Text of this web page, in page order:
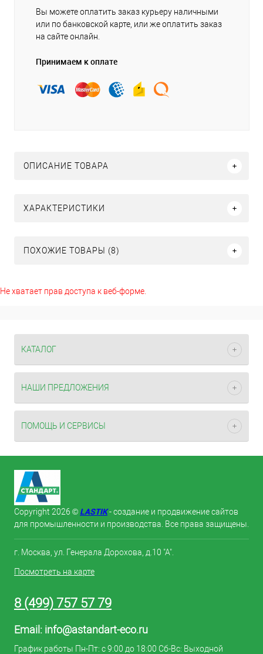
Вы можете оплатить заказ курьеру наличными
или по банковской карте, или же оплатить заказ
на сайте онлайн.
Принимаем к оплате
ОПИСАНИЕ ТОВАРА
ХАРАКТЕРИСТИКИ
ПОХОЖИЕ ТОВАРЫ (8)
Не хватает прав доступа к веб-форме.
КАТАЛОГ
НАШИ ПРЕДЛОЖЕНИЯ
ПОМОЩЬ И СЕРВИСЫ
Copyright 2026 © LASTIK- создание и продвижение сайтов
для промышленности и производства. Все права защищены.
г. Москва, ул. Генерала Дорохова, д.10 "А".
Посмотреть на карте
8 (499) 757 57 79
Email: info@astandart-eco.ru
График работы Пн-Пт: с 9:00 до 18:00 Сб-Вс: Выходной